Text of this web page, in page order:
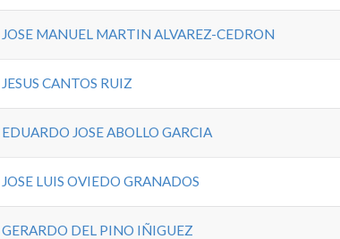
JOSE MANUEL MARTIN ALVAREZ-CEDRON
JESUS CANTOS RUIZ
EDUARDO JOSE ABOLLO GARCIA
JOSE LUIS OVIEDO GRANADOS
GERARDO DEL PINO IÑIGUEZ